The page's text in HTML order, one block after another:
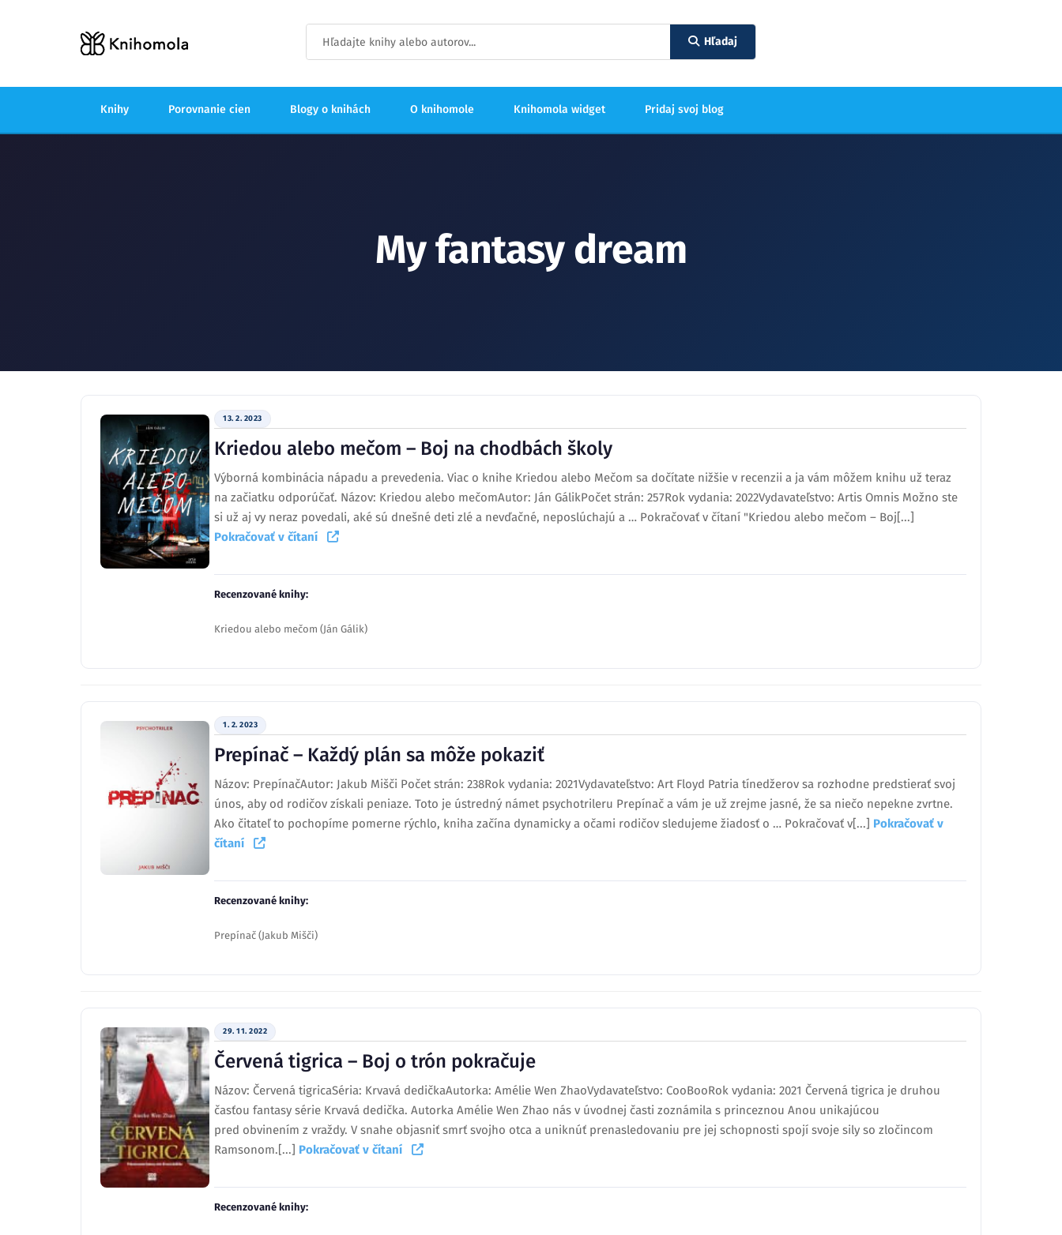
Hľadaj
Knihy Porovnanie cien Blogy o knihách O knihomole Knihomola widget Pridaj svoj blog
My fantasy dream
13. 2. 2023
Kriedou alebo mečom – Boj na chodbách školy
Výborná kombinácia nápadu a prevedenia. Viac o knihe Kriedou alebo Mečom sa dočítate nižšie v recenzii a ja vám môžem knihu už teraz
na začiatku odporúčať. Názov: Kriedou alebo mečomAutor: Ján GálikPočet strán: 257Rok vydania: 2022Vydavateľstvo: Artis Omnis Možno ste
si už aj vy neraz povedali, aké sú dnešné deti zlé a nevďačné, neposlúchajú a … Pokračovať v čítaní "Kriedou alebo mečom – Boj[...]
Pokračovať v čítaní
Recenzované knihy:
Kriedou alebo mečom (Ján Gálik)
1. 2. 2023
Prepínač – Každý plán sa môže pokaziť
Názov: PrepínačAutor: Jakub Mišči Počet strán: 238Rok vydania: 2021Vydavateľstvo: Art Floyd Patria tínedžerov sa rozhodne predstierať svoj
únos, aby od rodičov získali peniaze. Toto je ústredný námet psychotrileru Prepínač a vám je už zrejme jasné, že sa niečo nepekne zvrtne.
Ako čitateľ to pochopíme pomerne rýchlo, kniha začína dynamicky a očami rodičov sledujeme žiadosť o … Pokračovať v[...] Pokračovať v
čítaní
Recenzované knihy:
Prepínač (Jakub Mišči)
29. 11. 2022
Červená tigrica – Boj o trón pokračuje
Názov: Červená tigricaSéria: Krvavá dedičkaAutorka: Amélie Wen ZhaoVydavateľstvo: CooBooRok vydania: 2021 Červená tigrica je druhou
časťou fantasy série Krvavá dedička. Autorka Amélie Wen Zhao nás v úvodnej časti zoznámila s princeznou Anou unikajúcou
pred obvinením z vraždy. V snahe objasniť smrť svojho otca a uniknúť prenasledovaniu pre jej schopnosti spojí svoje sily so zločincom
Ramsonom.[...] Pokračovať v čítaní
Recenzované knihy: